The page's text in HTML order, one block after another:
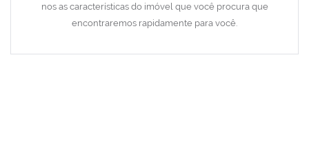
nos as características do imóvel que você procura que
encontraremos rapidamente para você.